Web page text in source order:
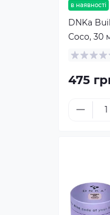
в наявності
DNKa
Coco, 30
475